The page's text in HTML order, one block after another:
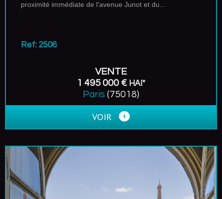
proximité immédiate de l'avenue Junot et du...
Ref: 2506
VENTE
1 495 000 € HAI*
Paris (75018)
VOIR